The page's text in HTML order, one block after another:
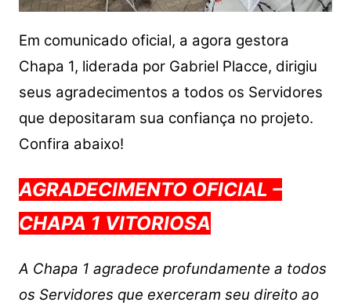
Em comunicado oficial, a agora gestora
Chapa 1, liderada por Gabriel Placce, dirigiu
seus agradecimentos a todos os Servidores
que depositaram sua confiança no projeto.
Confira abaixo!
AGRADECIMENTO OFICIAL –
CHAPA 1 VITORIOSA
A Chapa 1 agradece profundamente a todos
os Servidores que exerceram seu direito ao